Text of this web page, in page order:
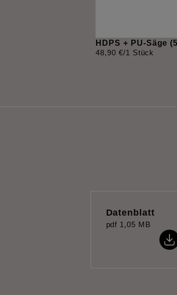
HDPS + PU-Säge
48,90 €/1 Stück
Datenblatt
pdf 1,05 MB